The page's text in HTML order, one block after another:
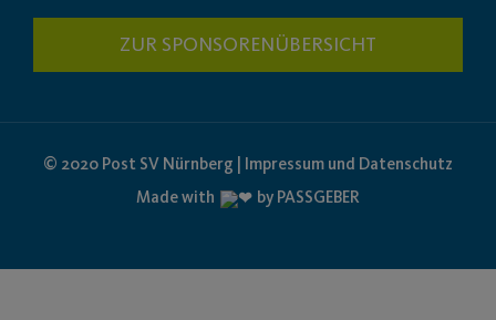
ZUR SPONSORENÜBERSICHT
© 2020 Post SV Nürnberg | Impressum und Datenschutz
Made with
by PASSGEBER